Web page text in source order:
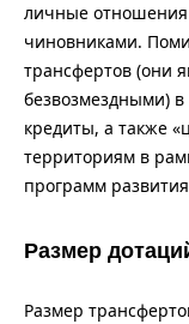
личные
чиновниками.
трансфертов (они
безвозмездными) в
кредиты, а также
территориям в
программ
Размер
Размер